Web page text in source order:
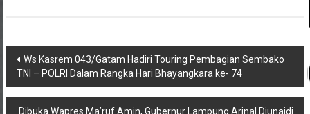
Navigasi
pos
Ws Kasrem 043/Gatam Hadiri Touring Pembagian Sembako
TNI – POLRI Dalam Rangka Hari Bhayangkara ke- 74
Dibuka Wapres Ma’ruf Amin, Gubernur Lampung Arinal Djunaidi